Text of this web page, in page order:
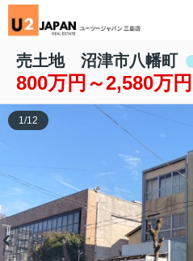
売土地 沼津市八幡町
800万円～2,580万円
1/12